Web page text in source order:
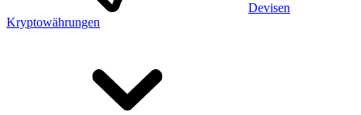
Devisen
Kryptowährungen